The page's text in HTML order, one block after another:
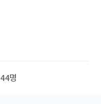
44명